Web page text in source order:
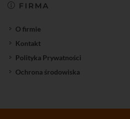
FIRMA
O firmie
Kontakt
Polityka Prywatności
Ochrona środowiska